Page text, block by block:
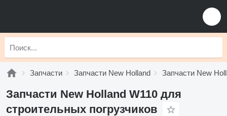
Запчасти Запчасти New Holland Запчасти New
Запчасти New Holland W110 для
строительных погрузчиков